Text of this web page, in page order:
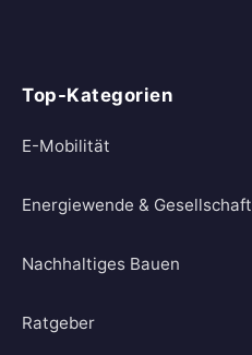
Top-Kategorien
E-Mobilität
Energiewende & Gesellschaft
Nachhaltiges Bauen
Ratgeber